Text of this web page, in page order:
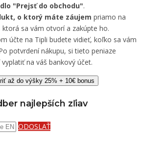
"Prejsť do obchodu".
o ktorý máte záujem priamo na
ktorá sa vám otvorí a zakúpte ho.
účte na Tipli budete vidieť, koľko sa vám
potvrdení nákupu, si tieto peniaze
na váš bankový účet.
až do výšky 25% + 10€ bonus
najlepších zľiav
ODOSLAŤ